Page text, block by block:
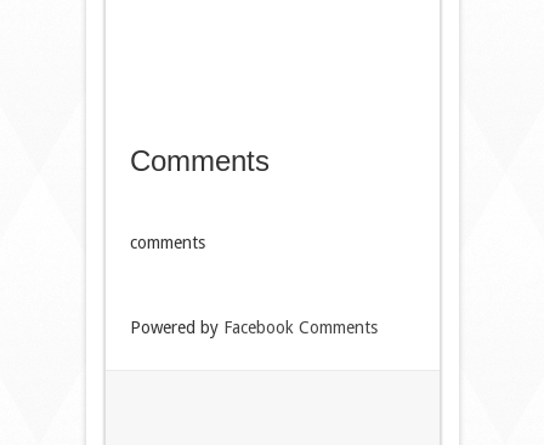
Comments
comments
Powered by Facebook Comments